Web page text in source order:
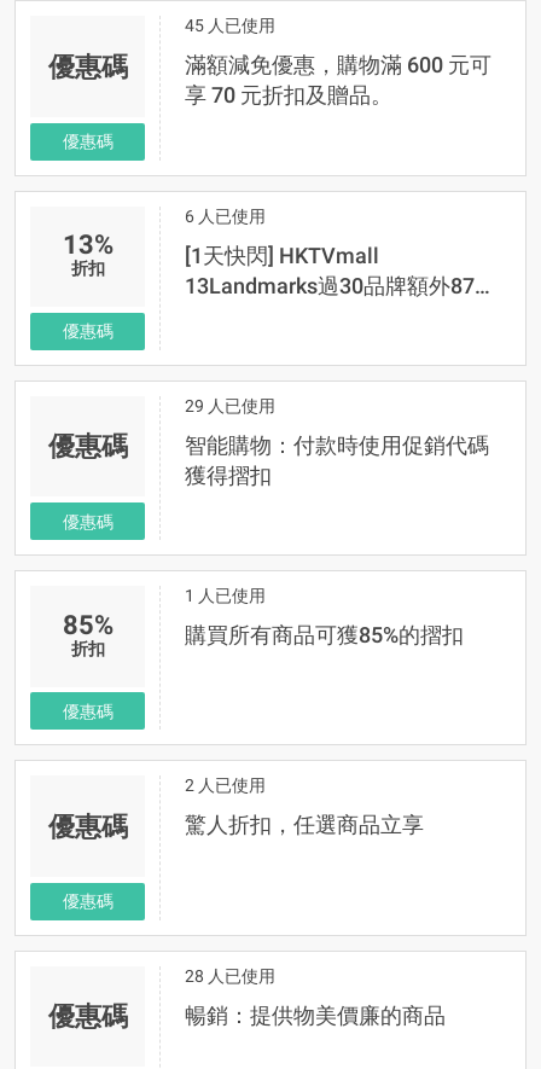
優惠碼
優惠碼
45 人已使用
滿額減免優惠，購物滿 600 元可
享 70 元折扣及贈品。
13%
折扣
優惠碼
6 人已使用
[1天快閃] HKTVmall
13Landmarks過30品牌額外87折
優惠碼
優惠碼
29 人已使用
智能購物：付款時使用促銷代碼
獲得摺扣
85%
折扣
優惠碼
1 人已使用
購買所有商品可獲85%的摺扣
優惠碼
優惠碼
2 人已使用
驚人折扣，任選商品立享
優惠碼
28 人已使用
暢銷：提供物美價廉的商品